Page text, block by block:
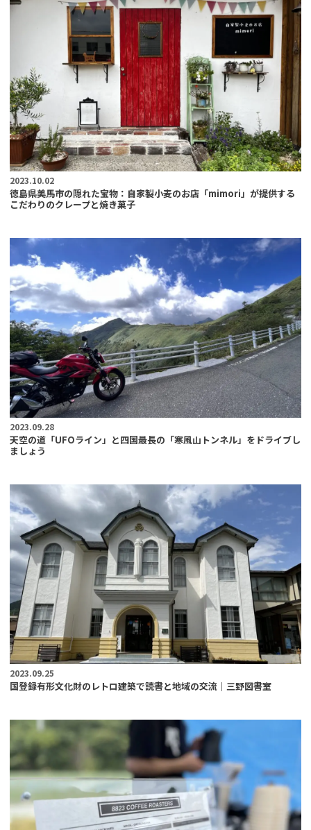
2023.10.02
徳島県美馬市の隠れた宝物：自家製小麦のお店「mimori」が提供する
こだわりのクレープと焼き菓子
2023.09.28
天空の道「UFOライン」と四国最長の「寒風山トンネル」をドライブし
ましょう
2023.09.25
国登録有形文化財のレトロ建築で読書と地域の交流｜三野図書室